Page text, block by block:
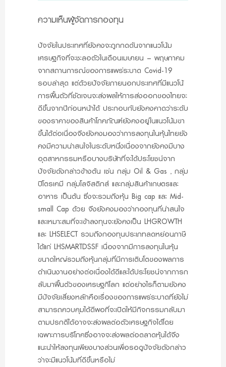
ความเห็นผู้จัดการกองทุน
ปัจจัยในประเทศที่ยังคงจะถูกกดดันจากแนวโน้ม
เศรษฐกิจที่จะชะลอตัวในเดือนเมษายน – พฤษภาคม
จากสถานการณ์ของการแพร่ระบาด Covid-19
รอบล่าสุด แต่ด้วยปัจจัยภายนอกประเทศที่มีแนวโน้
การฟื้นตัวที่ชัดเจนจะส่งผลให้การส่งออกของไทยจะ
ดีขึ้นจากปีก่อนหน้าได้ ประกอบกับยังคงคาดว่าระดับ
ของราคาของสินค้าโภคภัณฑ์ยังคงอยู่ในแนวโน้มขา
ขึ้นได้ต่อเนื่องจึงยังคงมองว่าการลงทุนในหุ้นไทยยัง
คงมีความน่าสนใจในระดับหนึ่งเนื่องจากยังคงมีบาง
อุตสาหกรรมหรือบางบริษัทที่จะได้ประโยชน์จาก
ปัจจัยดังกล่าวข้างต้น เช่น กลุ่ม Oil & Gas , กลุ่ม
ปิโตรเคมี กลุ่มโลจิสติกส์ และกลุ่มสินค้าเกษตรและ
อาหาร เป็นต้น ซึ่งจะรวมถึงหุ้น Big cap และ Mid-
small Cap ด้วย จึงยังคงมองว่ากองทุนที่น่าสนใจ
และเหมาะสมที่จะเข้าลงทุนจะยังคงเป็น LHGROWTH
และ LHSELECT รวมถึงกองทุนประเภทลดหย่อนภาษี
ได้แก่ LHSMARTDSSF เนื่องจากมีการลงทุนในหุ้น
ขนาดใหญ่รวมถึงหุ้นกลุ่มที่มีการเติบโตของผลการ
ดำเนินงานอย่างต่อเนื่องได้ดีและได้ประโยชน์จากการก
ลับมาฟื้นตัวของเศรษฐกิโลก แต่อย่างไรก็ตามยังคง
มีปัจจัยเสี่ยงหลักคือเรื่องของการแพร่ระบาดที่ยังไม่
สามารถควบคุมได้ดีพอที่จะเปิดให้มีกิจกรรมกลับมา
ตามปรกติได้อาจจะส่งผลต่อตัวเศรษฐกิจได้โดย
เฉพาะการบริโภคซึ่งอาจจะส่งผลต่อตลาดหุ้นได้จึง
แนะนำให้ลงทุนเพียงบางส่วนเพื่อรอดูปัจจัยดังกล่าว
ว่าจะมีแนวโน้มที่ดีขึ้นหรือไม่